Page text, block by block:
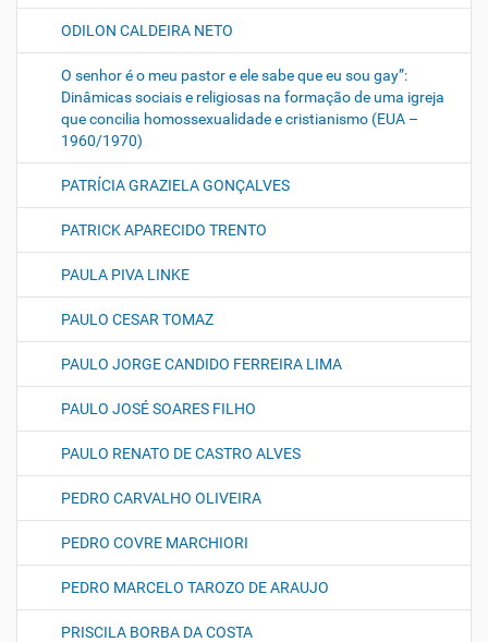
ODILON CALDEIRA NETO
O senhor é o meu pastor e ele sabe que eu sou gay”:
Dinâmicas sociais e religiosas na formação de uma igreja
que concilia homossexualidade e cristianismo (EUA –
1960/1970)
PATRÍCIA GRAZIELA GONÇALVES
PATRICK APARECIDO TRENTO
PAULA PIVA LINKE
PAULO CESAR TOMAZ
PAULO JORGE CANDIDO FERREIRA LIMA
PAULO JOSÉ SOARES FILHO
PAULO RENATO DE CASTRO ALVES
PEDRO CARVALHO OLIVEIRA
PEDRO COVRE MARCHIORI
PEDRO MARCELO TAROZO DE ARAUJO
PRISCILA BORBA DA COSTA